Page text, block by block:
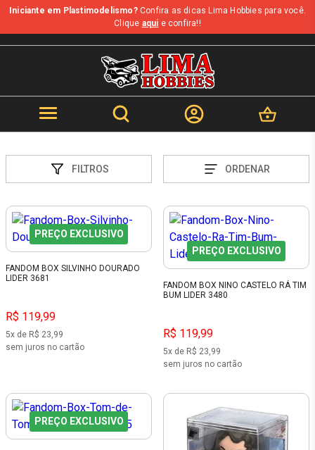
Iniciante em Plastimodelismo?Confira as dicas Lima Hobbies para você.
Clique aqui e confira!!
FILTROS ORDENAR
PREÇO EXCLUSIVO
FANDOM BOX SILVINHO DOURADO
LIDER 3681
R$ 119,99
5x de R$ 23,99
sem juros no cartão
PREÇO EXCLUSIVO
FANDOM BOX NINO CASTELO RÁ TIM
BUM LIDER 3480
R$ 119,99
5x de R$ 23,99
sem juros no cartão
PREÇO EXCLUSIVO